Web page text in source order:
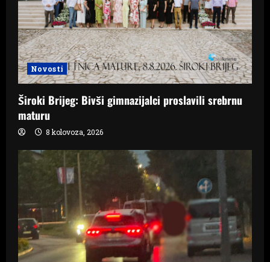
Novosti
Široki Brijeg: Bivši gimnazijalci proslavili srebrnu
maturu
8 kolovoza, 2026